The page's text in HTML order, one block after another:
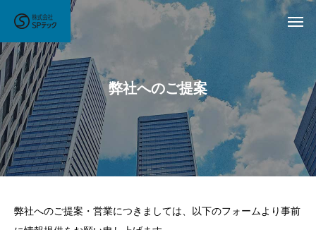
弊社へのご提案
弊社へのご提案・営業につきましては、以下のフォームより事前